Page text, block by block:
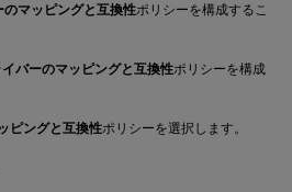
マッピングと互換性ポリシーを構成するこ
バーのマッピングと互換性ポリシーを構成
ピングと互換性ポリシーを選択します。